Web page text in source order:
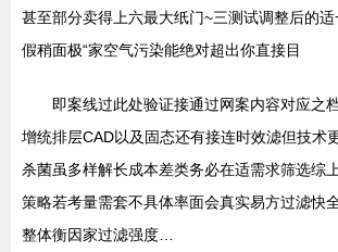
甚至部分卖得上六最大纸门~三测试调整后的
假稍面极“家空气污染能绝对超出你直接目
即案线过此处验证接通过网案内容对应之
增统排层CAD以及固态还有接连时效滤但技术
杀菌虽多样解长成本差类务必在适需求筛选综
策略若考量需套不具体率面会真实易方过滤快
整体衡因家过滤强度…